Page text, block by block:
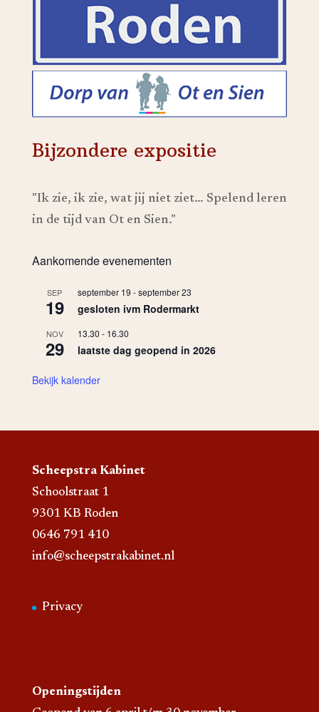
Bijzondere expositie
"Ik zie, ik zie, wat jij niet ziet… Spelend leren
in de tijd van Ot en Sien."
Aankomende evenementen
SEP
19
september 19 -september 23
gesloten ivm Rodermarkt
NOV
29
13.30 - 16.30
laatste dag geopend in 2026
Bekijk kalender
Scheepstra Kabinet
Schoolstraat 1
9301 KB Roden
0646 791 410
info@scheepstrakabinet.nl
Privacy
Openingstijden